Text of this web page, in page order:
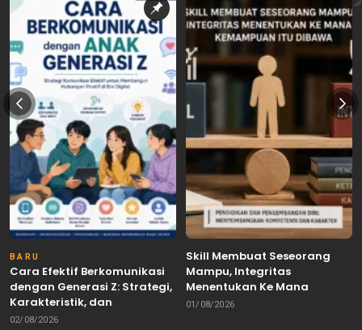
BARU
Cara Efektif Berkomunikasi
dengan Generasi Z: Strategi,
Karakteristik, dan
Tantangannya
02/08/2026
Skill Membuat Seseorang
Mampu, Integritas
Menentukan Ke Mana
Kemampuan Itu Dibawa
01/08/2026